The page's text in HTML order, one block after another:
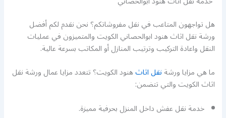
هل تواجهون المتاعب في نقل مفروشاتكم؟ نحن نقدم لكم أفضل
ورشة نقل اثاث هنود ابوالحصاني الكويت والمتميزون في عمليات
النقل واعادة التركيب وترتيب المنازل أو المكاتب بسرعة عالية.
ما هي مزايا ورشةنقل اثاثهنود الكويت؟ تتعدد مزايا عمال ورشة نقل
اثاث الكويت والتي تتضمن:
خدمة نقل عفش داخل المنزل بحرفية مميزة.